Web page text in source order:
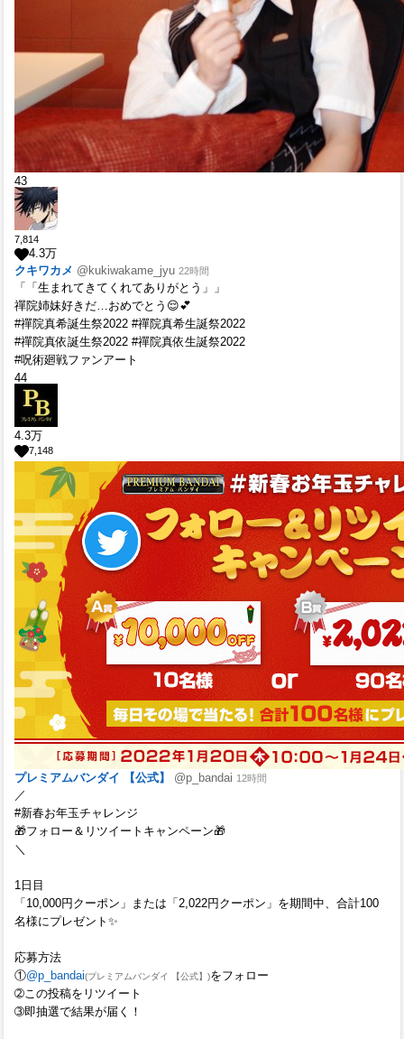
43
7,814
4.3万
クキワカメ @kukiwakame_jyu 22時間
「「生まれてきてくれてありがとう」」
禪院姉妹好きだ…おめでとう😌💕
#禪院真希誕生祭2022 #禪院真希生誕祭2022
#禪院真依誕生祭2022 #禪院真依生誕祭2022
#呪術廻戦ファンアート
44
4.3万
7,148
プレミアムバンダイ 【公式】 @p_bandai 12時間
／
#新春お年玉チャレンジ
🎁フォロー＆リツイートキャンペーン🎁
＼
1日目
「10,000円クーポン」または「2,022円クーポン」を期間中、合計100
名様にプレゼント✨
応募方法
①@p_bandai(プレミアムバンダイ 【公式】)をフォロー
➁この投稿をリツイート
➂即抽選で結果が届く！